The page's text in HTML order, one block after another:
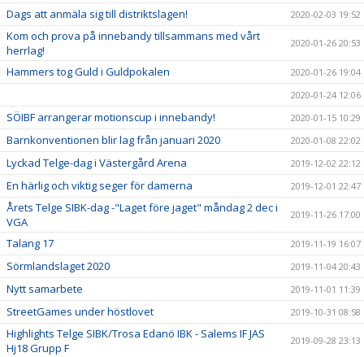
Dags att anmäla sig till distriktslagen! 2020-02-03 19:52
Kom och prova på innebandy tillsammans med vårt
herrlag!
2020-01-26 20:53
Hammers tog Guld i Guldpokalen
2020-01-26 19:04
2020-01-24 12:06
SÖIBF arrangerar motionscup i innebandy! 2020-01-15 10:29
Barnkonventionen blir lag från januari 2020 2020-01-08 22:02
Lyckad Telge-dag i Västergård Arena 2019-12-02 22:12
En härlig och viktig seger för damerna 2019-12-01 22:47
Årets Telge SIBK-dag -"Laget före jaget" måndag 2 dec i
VGA
2019-11-26 17:00
Talang 17 2019-11-19 16:07
Sörmlandslaget 2020 2019-11-04 20:43
Nytt samarbete 2019-11-01 11:39
StreetGames under höstlovet 2019-10-31 08:58
Highlights Telge SIBK/Trosa Edanö IBK - Salems IF JAS
Hj18 Grupp F
2019-09-28 23:13